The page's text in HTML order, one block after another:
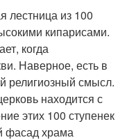
лестница из 100
кипарисами.
когда
Наверное, есть в
религиозный смысл.
находится с
этих 100 ступенек
фасад храма